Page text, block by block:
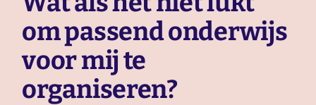
om passend onderwijs
voor mij te
organiseren?